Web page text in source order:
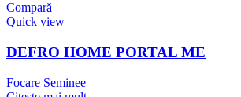
Compară
Quick view
DEFRO HOME PORTAL ME
Focare Seminee